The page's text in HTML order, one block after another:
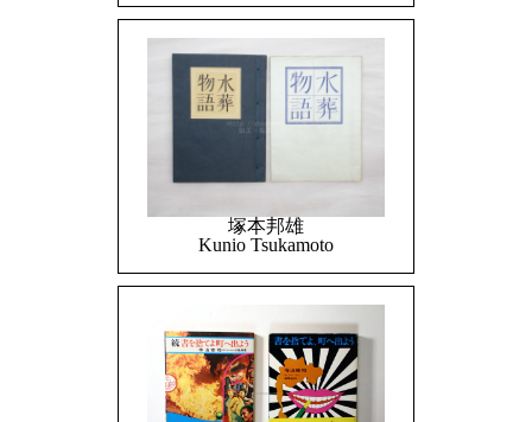
塚本邦雄
Kunio Tsukamoto